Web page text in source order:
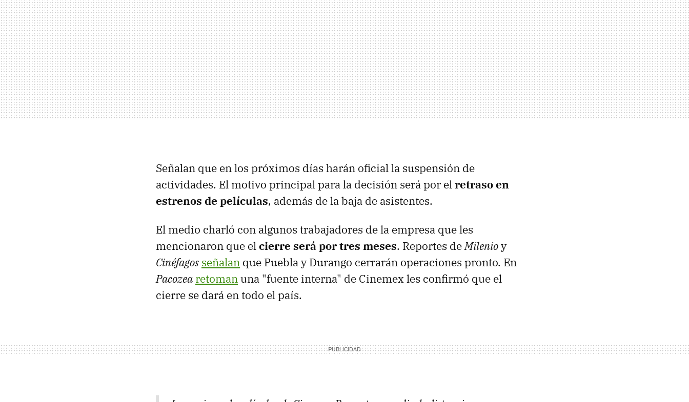
Señalan que en los próximos días harán oficial la suspensión de
actividades. El motivo principal para la decisión será por elretraso en
estrenos de películas, además de la baja de asistentes.
El medio charló con algunos trabajadores de la empresa que les
mencionaron que elcierre será por tres meses. Reportes deMilenioy
Cinéfagos señalan que Puebla y Durango cerrarán operaciones pronto. En
Pacozea retomanuna "fuente interna" de Cinemex les confirmó que el
cierre se dará en todo el país.